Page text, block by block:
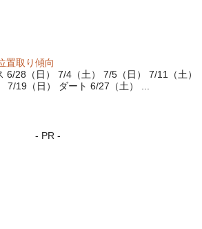
置取り傾向
6/28（日） 7/4（土） 7/5（日） 7/11（土）
7/19（日） ダート 6/27（土） ...
- PR -